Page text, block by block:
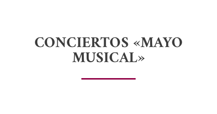
CONCIERTOS «MAYO
MUSICAL»